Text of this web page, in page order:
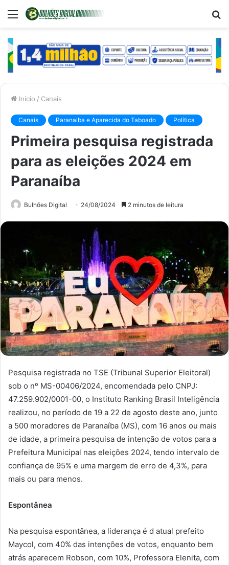
Menu
Início / Canais
Canais Paranaiba e Aparecida do Taboado Política
Primeira pesquisa registrada
para as eleições 2024 em
Paranaíba
Bulhões Digital 24/08/2024 2 minutos de leitura
Pesquisa registrada no TSE (Tribunal Superior Eleitoral)
sob o nº MS-00406/2024, encomendada pelo CNPJ:
47.259.902/0001-00, o Instituto Ranking Brasil Inteligência
realizou, no período de 19 a 22 de agosto deste ano, junto
a 500 moradores de Paranaíba (MS), com 16 anos ou mais
de idade, a primeira pesquisa de intenção de votos para a
Prefeitura Municipal nas eleições 2024, tendo intervalo de
confiança de 95% e uma margem de erro de 4,3%, para
mais ou para menos.
Espontânea
Na pesquisa espontânea, a liderança é d atual prefeito
Maycol, com 40% das intenções de votos, enquanto bem
atrás aparecem Robson, com 10%, Professora Elenita, com